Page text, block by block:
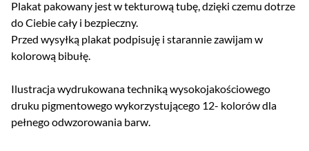
Plakat pakowany jest w tekturową tubę, dzięki czemu dotrze
do Ciebie cały i bezpieczny.
Przed wysyłką plakat podpisuję i starannie zawijam w
kolorową bibułę.
Ilustracja wydrukowana techniką wysokojakościowego
druku pigmentowego wykorzystującego 12- kolorów dla
pełnego odwzorowania barw.